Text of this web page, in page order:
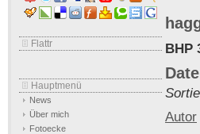
Flattr
Hauptmenü
News
Über mich
Fotoecke
BHP
Autor